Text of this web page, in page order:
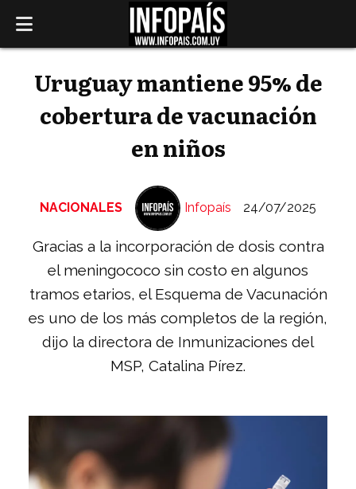
Uruguay mantiene 95% de
cobertura de vacunación
en niños
Gracias a la incorporación de dosis contra
el meningococo sin costo en algunos
tramos etarios, el Esquema de Vacunación
es uno de los más completos de la región,
dijo la directora de Inmunizaciones del
MSP, Catalina Pírez.
NACIONALES 24/07/2025
Infopaís